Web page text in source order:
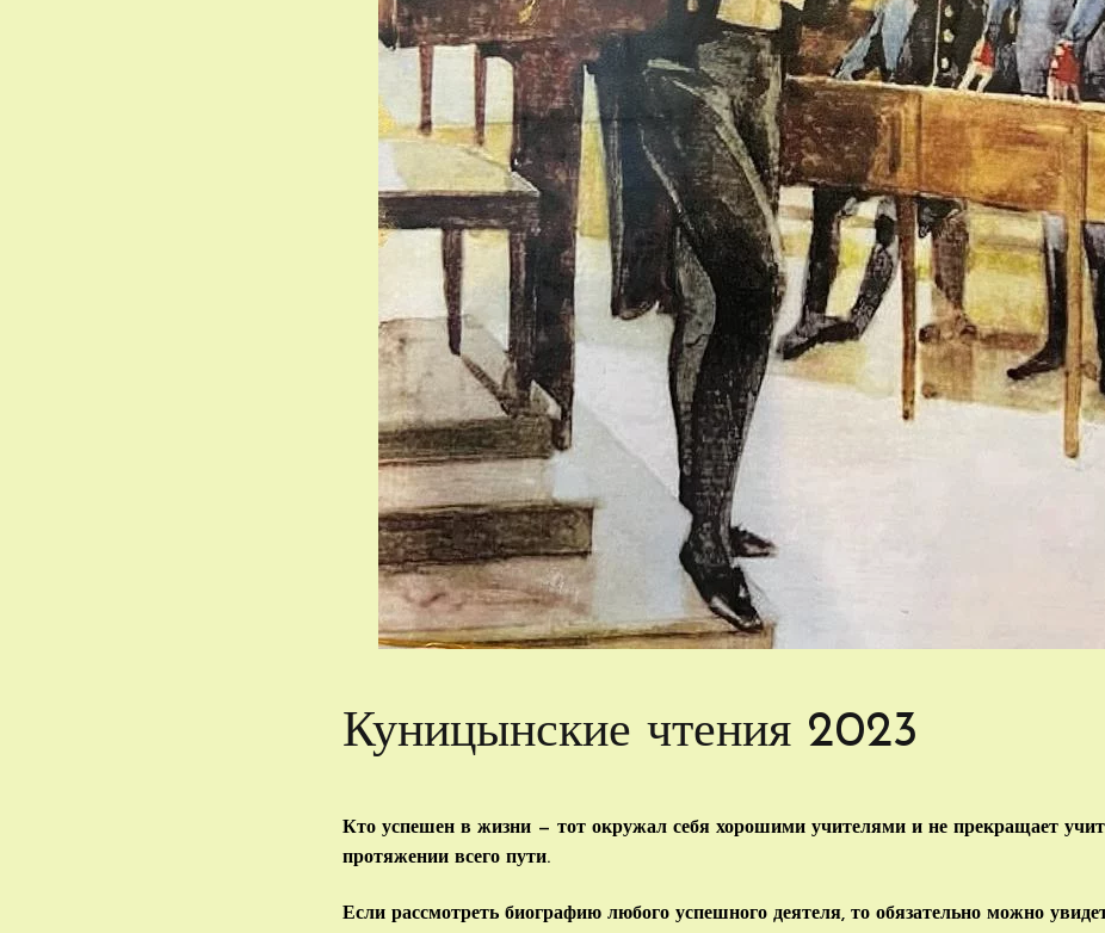
Куницынские чтения 2023
Кто успешен в жизни — тот окружал себя хорошими учителями и не прекращает
протяжении всего пути.
Если рассмотреть биографию любого успешного деятеля, то обязательно можно